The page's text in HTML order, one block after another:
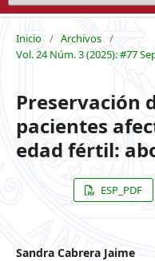
Inicio / Archivos /
Vol. 24 Núm. 3 (2025): #77
Preservación
pacientes
edad fértil:
ESP_PDF
Sandra Cabrera Jaime